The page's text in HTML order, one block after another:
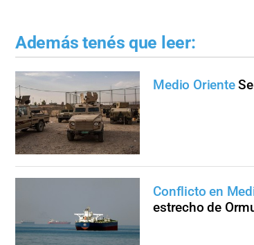
Además tenés que leer:
Medio Oriente
Conflicto en
estrecho de